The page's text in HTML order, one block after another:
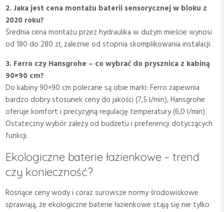
2. Jaka jest cena montażu baterii sensorycznej w bloku z
2020 roku?
Średnia cena montażu przez hydraulika w dużym mieście wynosi
od 180 do 280 zł, zależnie od stopnia skomplikowania instalacji.
3. Ferro czy Hansgrohe – co wybrać do prysznica z kabiną
90×90 cm?
Do kabiny 90×90 cm polecane są obie marki: Ferro zapewnia
bardzo dobry stosunek ceny do jakości (7,5 l/min), Hansgrohe
oferuje komfort i precyzyjną regulację temperatury (6,0 l/min).
Ostateczny wybór zależy od budżetu i preferencji dotyczących
funkcji.
Ekologiczne baterie łazienkowe – trend
czy konieczność?
Rosnące ceny wody i coraz surowsze normy środowiskowe
sprawiają, że ekologiczne baterie łazienkowe stają się nie tylko